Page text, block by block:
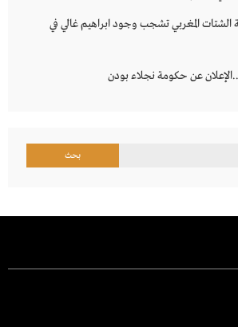
الشتات المغربي تشجب وجود ابراهيم غالي في
عن حكومة نجلاء بودن